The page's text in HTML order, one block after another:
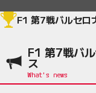
F1 第7戦バルセロ
F1 第7戦バ
ス